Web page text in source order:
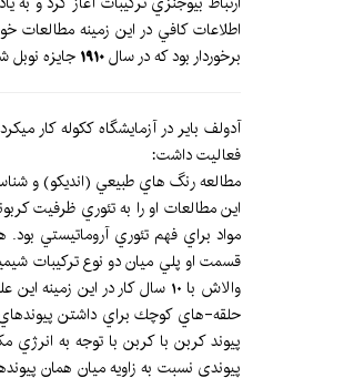
اطلاعات كافي در اين زمينه مطالعات
برخوردار بود كه در سال1910 جايزه
فعاليت داشت:
مطالعه رنگ هاي طبيعي (انديكو) و
اين مطالعات او را به تئوري ظرفيت كربونيوم در سال 1902 رساند و حالت كاملاً نويني را در ساختار تري فنيل متان توصيف كرد. اين
مواد براي فهم تئوري آروماتيستي
قسمت او پلي ميان دو نوع تركيبات
والاش با 10 سال كار در
پيوندي نسبت به زاويه ميان همان